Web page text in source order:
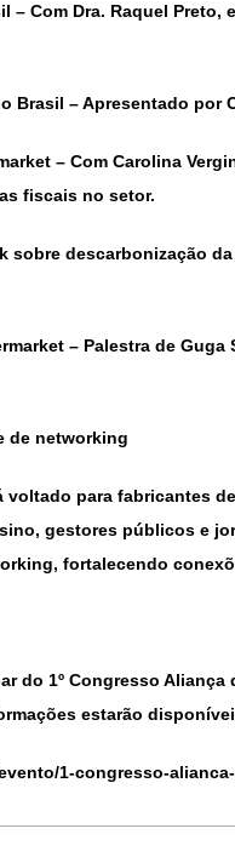
– Com Dra. Raquel
Brasil – Apresentado por
– Com Carolina
fiscais no setor.
sobre descarbonização
– Palestra de
de networking
voltado para fabricantes
gestores públicos e
fortalecendo
do 1º Congresso
estarão
1-congresso-